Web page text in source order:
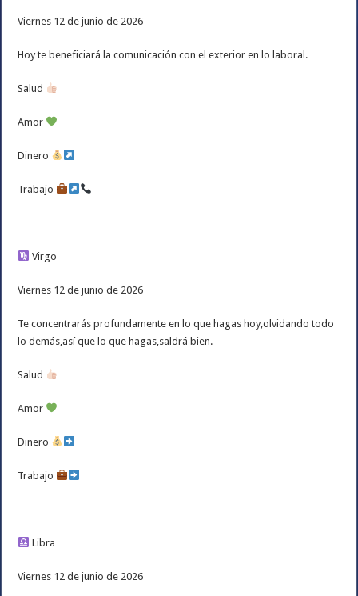
Viernes 12 de junio de 2026
Hoy te beneficiará la comunicación con el exterior en lo laboral.
Salud
Amor
Dinero
Trabajo
Virgo
Viernes 12 de junio de 2026
Te concentrarás profundamente en lo que hagas hoy,olvidando todo
lo demás,así que lo que hagas,saldrá bien.
Salud
Amor
Dinero
Trabajo
Libra
Viernes 12 de junio de 2026